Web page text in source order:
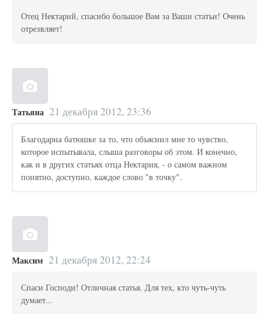
Отец Нектарий, спасибо большое Вам за Ваши статьи! Очень
отрезвляет!
Татьяна 21 декабря 2012, 23:36
Благодарна батюшке за то, что объяснил мне то чувство,
которое испытывала, слыша разговоры об этом. И конечно,
как и в других статьях отца Нектария, - о самом важном
понятно, доступно, каждое слово "в точку".
Максим 21 декабря 2012, 22:24
Спаси Господи! Отличная статья. Для тех, кто чуть-чуть
думает...